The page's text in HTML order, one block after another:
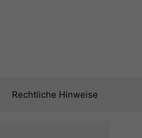
Rechtliche Hinweise